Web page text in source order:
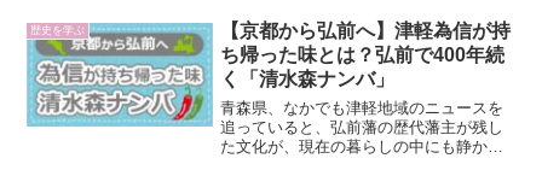
桜の名所として知られる弘前城公園から
徒歩10分ほどの場所にあ...
歴史を学ぶ
【京都から弘前へ】津軽為信が持
ち帰った味とは？弘前で400年続
く「清水森ナンバ」
青森県、なかでも津軽地域のニュースを
追っていると、弘前藩の歴代藩主が残し
た文化が、現在の暮らしの中にも静かに